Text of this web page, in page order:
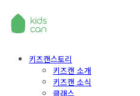
키즈캔스토리
키즈캔 소개
키즈캔 소식
클래스